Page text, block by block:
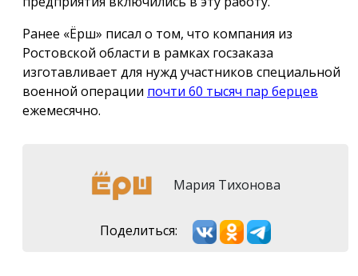
Ранее «Ёрш» писал о том, что компания из
Ростовской области в рамках госзаказа
изготавливает для нужд участников специальной
военной операции почти 60 тысяч пар берцев
ежемесячно.
Мария Тихонова
Поделиться: